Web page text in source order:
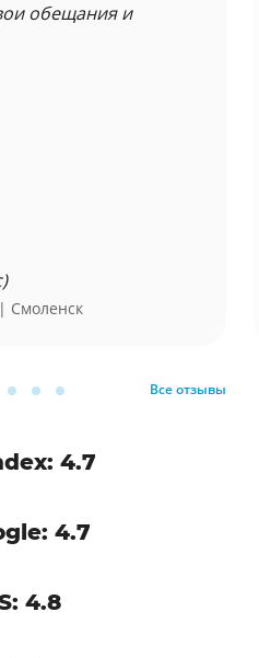
обещания и
| Смоленск
Все отзывы
4.7
4.7
4.8